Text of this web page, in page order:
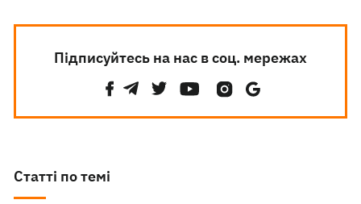
Підписуйтесь на нас в соц. мережах
Статті по темі